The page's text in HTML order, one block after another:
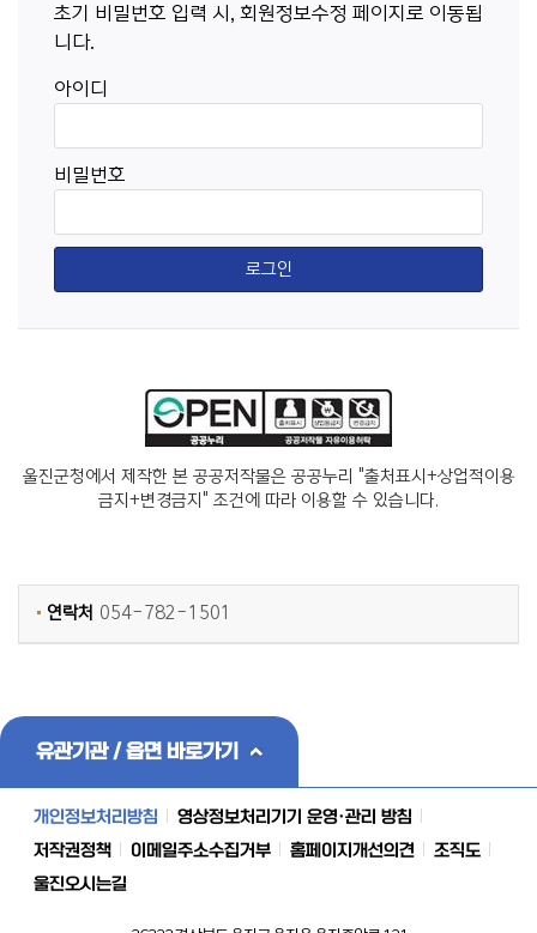
초기 비밀번호 입력 시, 회원정보수정 페이지로 이동됩
니다.
아이디
비밀번호
울진군청에서 제작한 본 공공저작물은 공공누리 "출처표시+상업적이용
금지+변경금지" 조건에 따라 이용할 수 있습니다.
연락처 054-782-1501
유관기관 / 읍면 바로가기
개인정보처리방침
영상정보처리기기 운영·관리 방침
저작권정책
이메일주소수집거부 홈페이지개선의견
조직도
울진오시는길